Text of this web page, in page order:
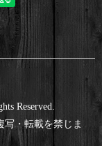
Reserved.
写・転載を禁じま